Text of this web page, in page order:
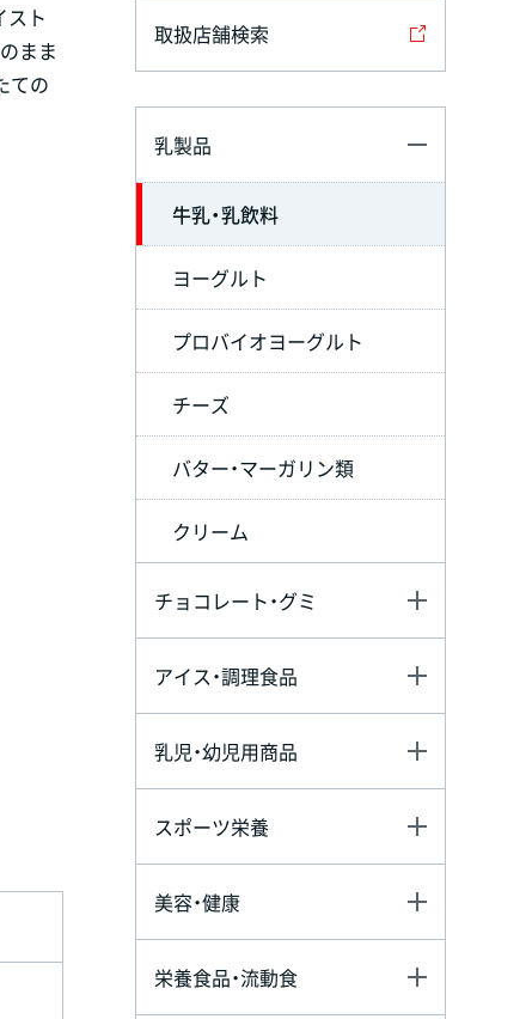
スト
まま
ての
取扱店舗検索
乳製品
牛乳・乳飲料
ヨーグルト
プロバイオヨーグルト
チーズ
バター・マーガリン類
クリーム
チョコレート・グミ
アイス・調理食品
乳児・幼児用商品
スポーツ栄養
美容・健康
栄養食品・流動食